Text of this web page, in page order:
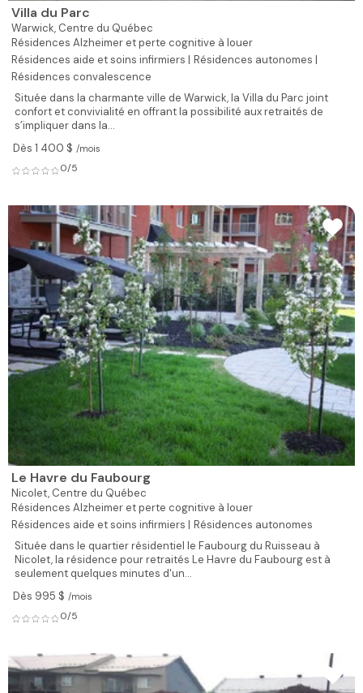
Villa du Parc
Warwick, Centre du Québec
Résidences Alzheimer et perte cognitive à louer
Résidences aide et soins infirmiers | Résidences autonomes |
Résidences convalescence
Située dans la charmante ville de Warwick, la Villa du Parc joint
confort et convivialité en offrant la possibilité aux retraités de
s’impliquer dans la...
Dès 1 400 $ /mois
0/5
Le Havre du Faubourg
Nicolet, Centre du Québec
Résidences Alzheimer et perte cognitive à louer
Résidences aide et soins infirmiers | Résidences autonomes
Située dans le quartier résidentiel le Faubourg du Ruisseau à
Nicolet, la résidence pour retraités Le Havre du Faubourg est à
seulement quelques minutes d'un...
Dès 995 $ /mois
0/5